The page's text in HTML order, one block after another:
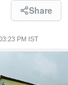
Share
PM IST